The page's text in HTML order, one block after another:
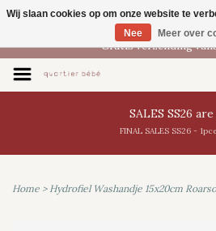
NL
Gratis verzending
SALES SS26
FINAL SALES SS26 -
Home > Hydrofiel Washandje 15x20cm
Wij slaan cookies op om onze website te
Nee
Meer over